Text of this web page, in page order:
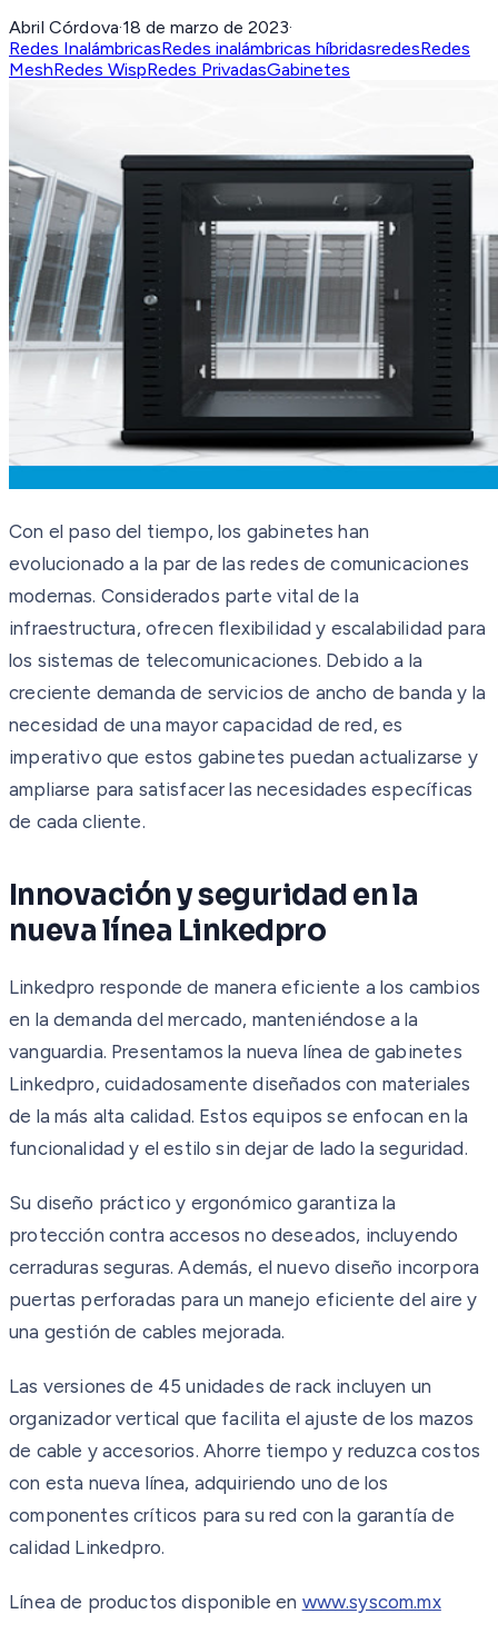
Abril Córdova·18 de marzo de 2023·
Redes InalámbricasRedes inalámbricas híbridasredesRedes
MeshRedes WispRedes PrivadasGabinetes
Con el paso del tiempo, los gabinetes han
evolucionado a la par de las redes de comunicaciones
modernas. Considerados parte vital de la
infraestructura, ofrecen flexibilidad y escalabilidad para
los sistemas de telecomunicaciones. Debido a la
creciente demanda de servicios de ancho de banda y la
necesidad de una mayor capacidad de red, es
imperativo que estos gabinetes puedan actualizarse y
ampliarse para satisfacer las necesidades específicas
de cada cliente.
Innovación y seguridad en la
nueva línea Linkedpro
Linkedpro responde de manera eficiente a los cambios
en la demanda del mercado, manteniéndose a la
vanguardia. Presentamos la nueva línea de gabinetes
Linkedpro, cuidadosamente diseñados con materiales
de la más alta calidad. Estos equipos se enfocan en la
funcionalidad y el estilo sin dejar de lado la seguridad.
Su diseño práctico y ergonómico garantiza la
protección contra accesos no deseados, incluyendo
cerraduras seguras. Además, el nuevo diseño incorpora
puertas perforadas para un manejo eficiente del aire y
una gestión de cables mejorada.
Las versiones de 45 unidades de rack incluyen un
organizador vertical que facilita el ajuste de los mazos
de cable y accesorios. Ahorre tiempo y reduzca costos
con esta nueva línea, adquiriendo uno de los
componentes críticos para su red con la garantía de
calidad Linkedpro.
Línea de productos disponible en www.syscom.mx